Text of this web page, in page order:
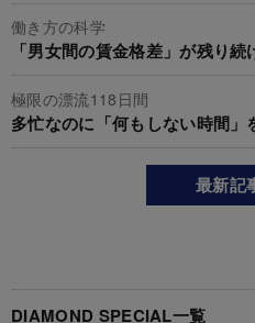
働き方の科学
「男女間の賃金格差」が残り
極限の漂流118日間
多忙なのに「何もしない時間
最新記
DIAMOND SPECIAL一覧